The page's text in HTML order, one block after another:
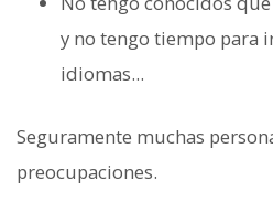
y no tengo tiempo para
idiomas...
Seguramente muchas
preocupaciones.